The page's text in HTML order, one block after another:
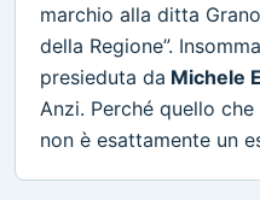
marchio alla ditta
della Regione”.
presieduta da Michele
Anzi. Perché quello
non è esattamente un